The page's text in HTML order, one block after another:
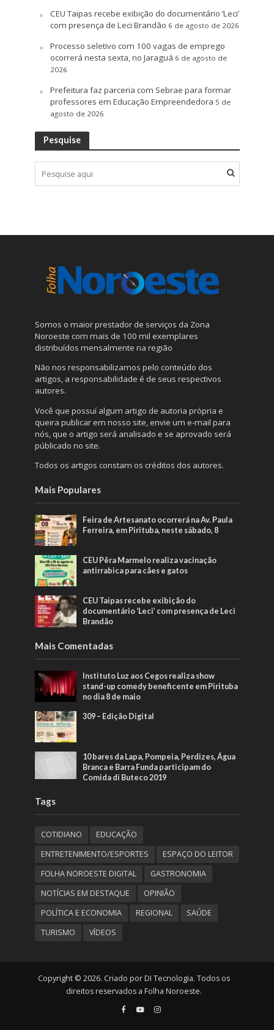
CEU Taipas recebe exibição do documentário ‘Leci’
com presença de Leci Brandão 6 de agosto de 2026
Processo seletivo com 100 vagas de emprego
ocorrerá nesta sexta, no Jaraguá 6 de agosto de
2026
Prefeitura faz parceria com Sebrae para formar
professores em Educação Empreendedora 5 de
agosto de 2026
Pesquise
Somos o maior prestador de serviços da Zona
Noroeste com mais de 100 mil exemplares
distribuídos mensalmente na região
Não nos responsabilizamos pelo conteúdo dos
artigos, a responsabilidade é de seus respectivos
autores.
Você que possuí algum artigo de autoria própria e
queira publicar em nosso site, envie um e-mail para
nós, que o artigo será analisado e se aprovado será
públicado no site.
Todos os artigos constam os créditos dos autores.
Mais Populares
Feira de Artesanato ocorrerá na Av. Paula
Ferreira, em Pirituba, neste sábado, 8
CEU Pêra Marmelo realiza vacinação
antirrabica para cães e gatos
CEU Taipas recebe exibição do
documentário ‘Leci’ com presença de Leci
Brandão
Mais Comentadas
Instituto Luz aos Cegos realiza show
stand-up comedy beneficente em Pirituba
no dia 8 de maio
309 – Edição Digital
10 bares da Lapa, Pompeia, Perdizes, Água
Branca e Barra Funda participam do
Comida di Buteco 2019
Tags
COTIDIANO
EDUCAÇÃO
ENTRETENIMENTO/ESPORTES
ESPAÇO DO LEITOR
FOLHA NOROESTE DIGITAL
GASTRONOMIA
NOTÍCIAS EM DESTAQUE
OPINIÃO
POLÍTICA E ECONOMIA
REGIONAL
SAÚDE
TURISMO
VÍDEOS
Copyright © 2026. Criado por DI Tecnologia. Todos os
direitos reservados a Folha Noroeste.